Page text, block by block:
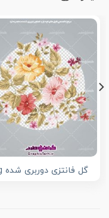
گل فانتزی دوربری شده png